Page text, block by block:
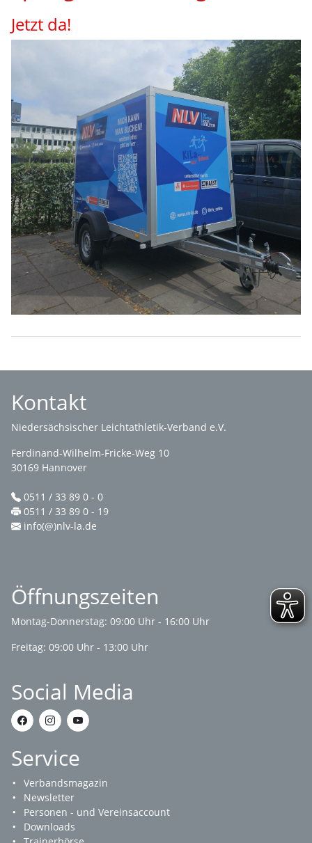
Jetzt da!
Kontakt
Niedersächsischer Leichtathletik-Verband e.V.
Ferdinand-Wilhelm-Fricke-Weg 10
30169 Hannover
0511 / 33 89 0 - 0
0511 / 33 89 0 - 19
info(@)nlv-la.de
Öffnungszeiten
Montag-Donnerstag: 09:00 Uhr - 16:00 Uhr
Freitag: 09:00 Uhr - 13:00 Uhr
Social Media
Service
Verbandsmagazin
Newsletter
Personen - und Vereinsaccount
Downloads